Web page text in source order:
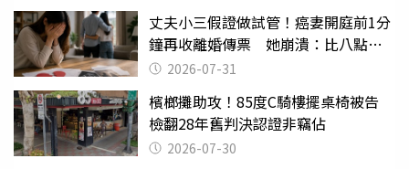
丈夫小三假證做試管！癌妻開庭前1分
鐘再收離婚傳票 她崩潰：比八點檔
還扯2026-07-31
檳榔攤助攻！85度C騎樓擺桌椅被告
檢翻28年舊判決認證非竊佔
2026-07-30